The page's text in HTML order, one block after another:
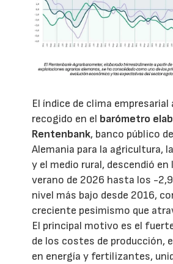
El índice de clima empresarial
recogido en el barómetro
Rentenbank, banco público
Alemania para la agricultura,
y el medio rural, descendió en
verano de 2026 hasta los -
nivel más bajo desde 2016,
creciente pesimismo que
El principal motivo es el
de los costes de producción,
en energía y fertilizantes,